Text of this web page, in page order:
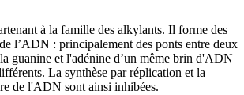
à la famille des alkylants. Il forme des
l’ADN : principalement des ponts entre deux
guanine et l'adénine d’un même brin d'ADN
La synthèse par réplication et la
de l'ADN sont ainsi inhibées.